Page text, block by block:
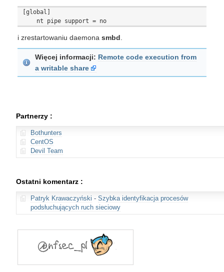
[global]
i zrestartowaniu daemona smbd
Więcej informacji: Remote code execution from
a writable share
Partnerzy :
Bothunters
CentOS
Devil Team
Ostatni komentarz :
Patryk Krawaczyński - Szybka identyfikacja procesów
podsłuchujących ruch sieciowy